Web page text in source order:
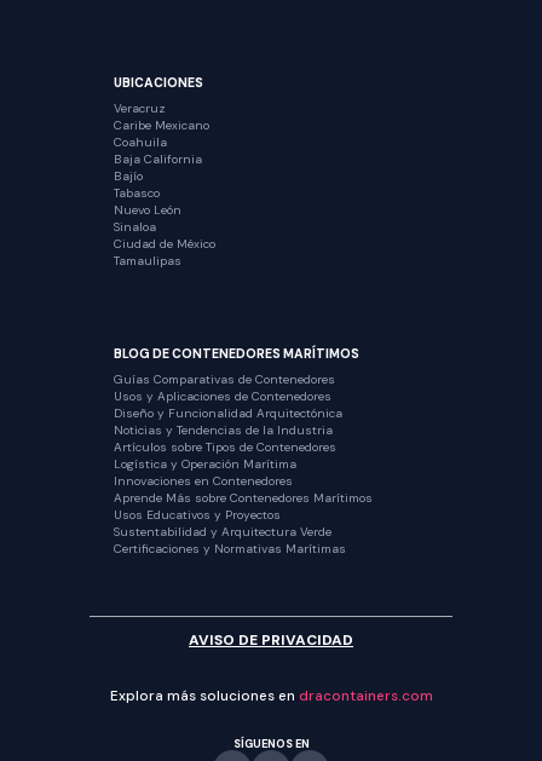
UBICACIONES
Veracruz
Caribe Mexicano
Coahuila
Baja California
Bajío
Tabasco
Nuevo León
Sinaloa
Ciudad de México
Tamaulipas
BLOG DE CONTENEDORES MARÍTIMOS
Guías Comparativas de Contenedores
Usos y Aplicaciones de Contenedores
Diseño y Funcionalidad Arquitectónica
Noticias y Tendencias de la Industria
Artículos sobre Tipos de Contenedores
Logística y Operación Marítima
Innovaciones en Contenedores
Aprende Más sobre Contenedores Marítimos
Usos Educativos y Proyectos
Sustentabilidad y Arquitectura Verde
Certificaciones y Normativas Marítimas
AVISO DE PRIVACIDAD
Explora más soluciones en dracontainers.com
SÍGUENOS EN